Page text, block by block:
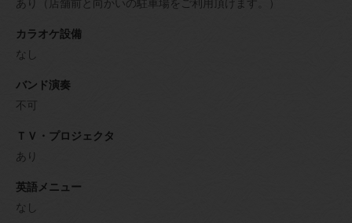
あり（店舗前と向かいの駐車場をご利用頂けます。）
カラオケ設備
なし
バンド演奏
不可
ＴＶ・プロジェクタ
あり
英語メニュー
なし